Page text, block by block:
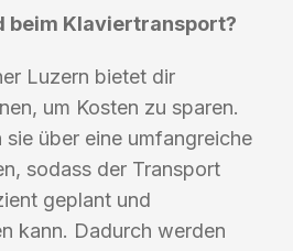
beim Klaviertransport?
Luzern bietet dir
um Kosten zu sparen.
sie über eine umfangreiche
sodass der Transport
geplant und
kann. Dadurch werden